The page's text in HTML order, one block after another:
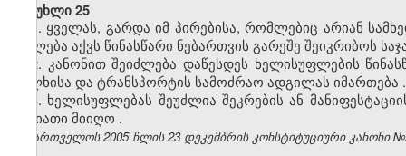
მუხლი 25
1. ყველას, გარდა იმ პირებისა, რომლებიც არიან
უფლება აქვს წინასწარი ნებართვის გარეშე
2. კანონით შეიძლება დაწესდეს ხელისუფლების
ხალხისა და ტრანსპორტის სამოძრაო ადგილას იმართება .
3. ხელისუფლებას შეუძლია შეკრების ან
ხასიათი მიიღო .
საქართველოს 2005 წლის 23 დეკემბრის კონსტიტუციური კანონი